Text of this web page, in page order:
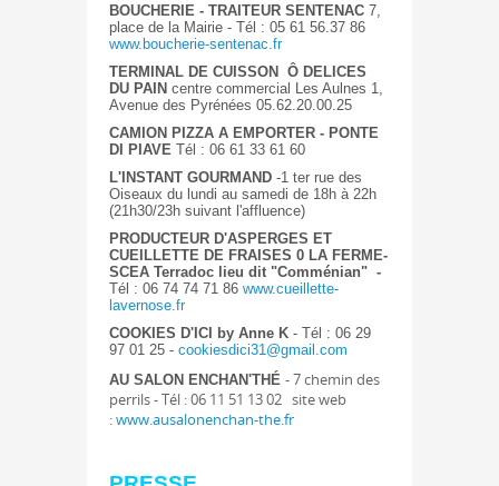
BOUCHERIE - TRAITEUR SENTENAC 7,
place de la Mairie - Tél : 05 61 56.37 86
www.boucherie-sentenac.fr
TERMINAL DE CUISSON Ô DELICES
DU PAIN centre commercial Les Aulnes 1,
Avenue des Pyrénées 05.62.20.00.25
CAMION PIZZA A EMPORTER - PONTE
DI PIAVE Tél : 06 61 33 61 60
L'INSTANT GOURMAND -1 ter rue des
Oiseaux du lundi au samedi de 18h à 22h
(21h30/23h suivant l'affluence)
PRODUCTEUR D'ASPERGES ET
CUEILLETTE DE FRAISES 0 LA FERME-
SCEA Terradoc lieu dit "Comménian" -
Tél : 06 74 74 71 86 www.cueillette-
lavernose.fr
COOKIES D'ICI by Anne K - Tél : 06 29
97 01 25 - cookiesdici31@gmail.com
AU SALON ENCHAN'THÉ - 7 chemin des
perrils - Tél : 06 11 51 13 02 site web
:www.ausalonenchan-the.fr